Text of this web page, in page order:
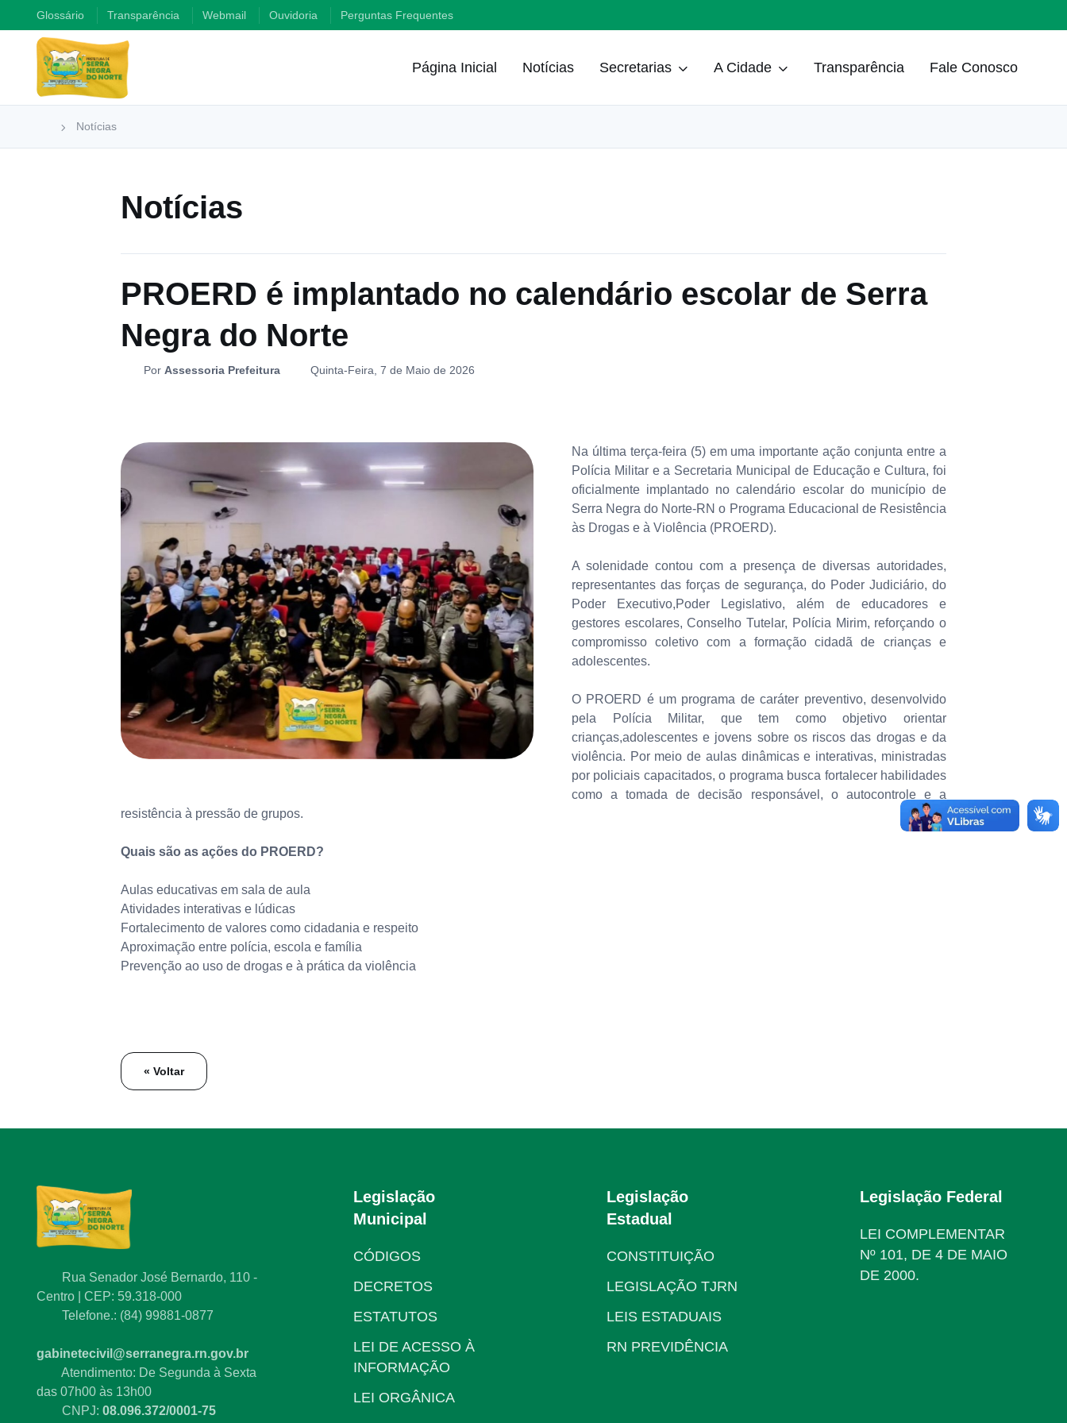
Glossário Transparência Webmail Ouvidoria Perguntas Frequentes
Página Inicial Notícias Secretarias A Cidade Transparência Fale Conosco
Notícias
Notícias
PROERD é implantado no calendário escolar de Serra
Negra do Norte
PorAssessoria Prefeitura Quinta-Feira, 7 de Maio de 2026
Na última terça-feira (5) em uma importante ação conjunta entre a
Polícia Militar e a Secretaria Municipal de Educação e Cultura, foi
oficialmente implantado no calendário escolar do município de
Serra Negra do Norte-RN o Programa Educacional de Resistência
às Drogas e à Violência (PROERD).
A solenidade contou com a presença de diversas autoridades,
representantes das forças de segurança, do Poder Judiciário, do
Poder Executivo,Poder Legislativo, além de educadores e
gestores escolares, Conselho Tutelar, Polícia Mirim, reforçando o
compromisso coletivo com a formação cidadã de crianças e
adolescentes.
O PROERD é um programa de caráter preventivo, desenvolvido
pela Polícia Militar, que tem como objetivo orientar
crianças,adolescentes e jovens sobre os riscos das drogas e da
violência. Por meio de aulas dinâmicas e interativas, ministradas
por policiais capacitados, o programa busca fortalecer habilidades
como a tomada de decisão responsável, o autocontrole e a
resistência à pressão de grupos.
Quais são as ações do PROERD?
Aulas educativas em sala de aula
Atividades interativas e lúdicas
Fortalecimento de valores como cidadania e respeito
Aproximação entre polícia, escola e família
Prevenção ao uso de drogas e à prática da violência
« Voltar
Rua Senador José Bernardo, 110 -
Centro | CEP: 59.318-000
Telefone.: (84) 99881-0877
gabinetecivil@serranegra.rn.gov.br
Atendimento: De Segunda à Sexta
das 07h00 às 13h00
CNPJ: 08.096.372/0001-75
Legislação
Municipal
CÓDIGOS
DECRETOS
ESTATUTOS
LEI DE ACESSO À
INFORMAÇÃO
LEI ORGÂNICA
Legislação
Estadual
CONSTITUIÇÃO
LEGISLAÇÃO TJRN
LEIS ESTADUAIS
RN PREVIDÊNCIA
Legislação Federal
LEI COMPLEMENTAR
Nº 101, DE 4 DE MAIO
DE 2000.